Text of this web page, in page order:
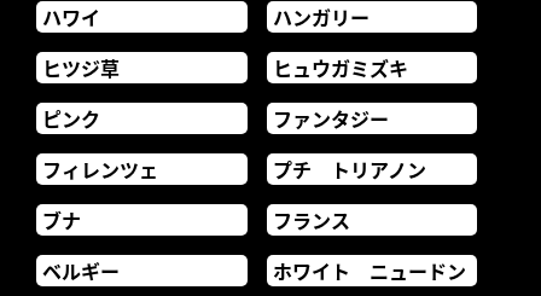
ハワイ
ハンガリー
ヒツジ草
ヒュウガミズキ
ピンク
ファンタジー
フィレンツェ
プチ トリアノン
ブナ
フランス
ベルギー
ホワイト ニュードン